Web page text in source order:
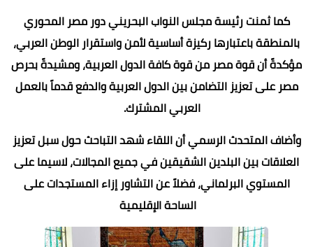
كما ثمنت رئيسة مجلس النواب البحريني دور مصر المحوري
بالمنطقة باعتبارها ركيزة أساسية لأمن واستقرار الوطن العربي،
مؤكدةً أن قوة مصر من قوة كافة الدول العربية، ومشيدةً بحرص
مصر على تعزيز التضامن بين الدول العربية والدفع قدماً بالعمل
العربي المشترك.
وأضاف المتحدث الرسمي أن اللقاء شهد التباحث حول سبل تعزيز
العلاقات بين البلدين الشقيقين في جميع المجالات، لاسيما على
المستوي البرلماني، فضلاً عن التشاور إزاء المستجدات على
الساحة الإقليمية